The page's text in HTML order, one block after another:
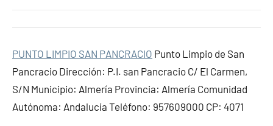
PUNTO LIMPIO SAN PANCRACIO Punto Limpio de San
Pancracio Dirección: P.I. san Pancracio C/ El Carmen,
S/N Municipio: Almería Provincia: Almería Comunidad
Autónoma: Andalucía Teléfono: 957609000 CP: 4071